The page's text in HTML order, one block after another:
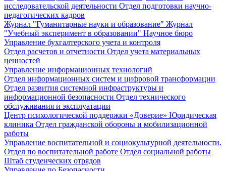
исследовательской деятельности Отдел подготовки научно-
педагогических кадров
Журнал "Гуманитарные науки и образование" Журнал
"Учебный эксперимент в образовании" Научное бюро
Управление бухгалтерского учета и контроля
Отдел расчетов и отчетности Отдел учета материальных
ценностей
Управление информационных технологий
Отдел информационных систем и цифровой трансформации
Отдел развития системной инфраструктуры и
информационной безопасности Отдел технического
обслуживания и эксплуатации
Центр психологической поддержки «Доверие» Юридическая
клиника Отдел гражданской обороны и мобилизационной
работы
Управление воспитательной и социокультурной деятельности.
Отдел по воспитательной работе Отдел социальной работы
Штаб студенческих отрядов